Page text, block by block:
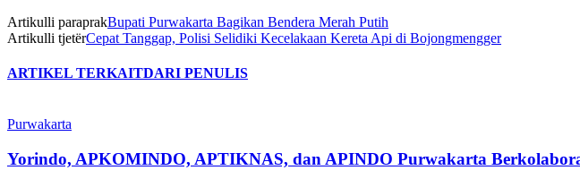
Artikulli paraprakBupati Purwakarta Bagikan Bendera Merah Putih
Artikulli tjetërCepat Tanggap, Polisi Selidiki Kecelakaan Kereta Api di Bojongmengger
ARTIKEL TERKAITDARI PENULIS
Purwakarta
Yorindo, APKOMINDO, APTIKNAS, dan APINDO Purwakarta